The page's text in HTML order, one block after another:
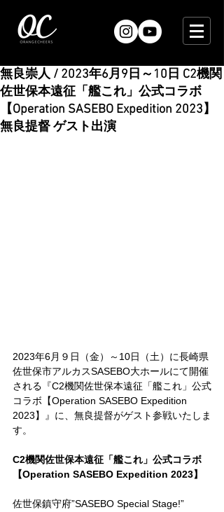
無良崇人 / 2023年6月9日～10日 C2機関
佐世保本遠征「艦これ」公式コラボ
【Operation SASEBO Expedition 2023】
無良提督 ゲスト出演
2023年6月９日（金）～10日（土）に長崎県
佐世保市アルカスSASEBO大ホールにて開催
される『C2機関佐世保本遠征「艦これ」公式
コラボ【Operation SASEBO Expedition
2023】』に、無良提督がゲスト参戦いたしま
す。
C2機関佐世保本遠征「艦これ」公式コラボ
【Operation SASEBO Expedition 2023】
佐世保鎮守府”SASEBO Special Stage!”